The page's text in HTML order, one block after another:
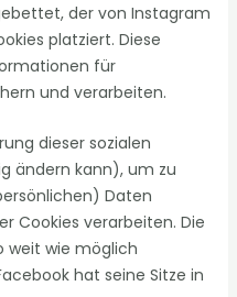
der von Instagram
platziert. Diese
für
und verarbeiten.
dieser sozialen
ändern kann), um zu
Daten
Cookies verarbeiten. Die
weit wie möglich
hat seine Sitze in